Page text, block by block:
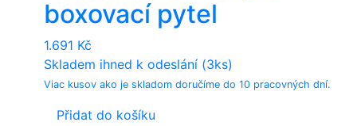
boxovací pytel
1.691 Kč
Skladem ihned k odeslání (3ks)
Viac kusov ako je skladom doručíme do 10 pracovných dní.
Přidat do košíku